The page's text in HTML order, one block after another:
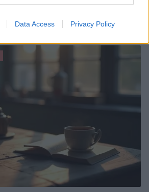
Data Access Privacy Policy
e incendi